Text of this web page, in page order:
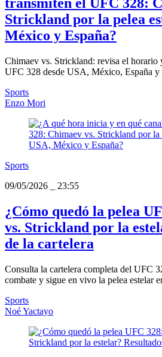
transmiten el UFC 328:
Strickland por la pelea
México y España?
Chimaev vs. Strickland: revisa el horario
UFC 328 desde USA, México, España y
Sports
Enzo Mori
Sports
09/05/2026
23:55
¿Cómo quedó la pelea
vs. Strickland por la
de la cartelera
Consulta la cartelera completa del UFC
combate y sigue en vivo la pelea estelar
Sports
Noé Yactayo